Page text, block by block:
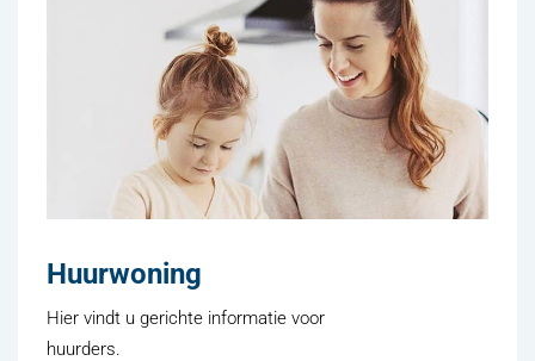
Huurwoning
Hier vindt u gerichte informatie voor
huurders.